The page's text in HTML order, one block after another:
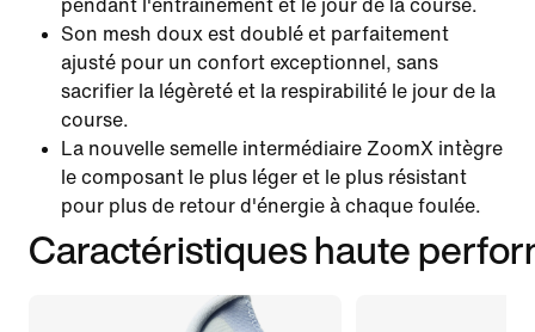
pendant l'entraînement et le jour de la course.
Son mesh doux est doublé et parfaitement
ajusté pour un confort exceptionnel, sans
sacrifier la légèreté et la respirabilité le jour de la
course.
La nouvelle semelle intermédiaire ZoomX intègre
le composant le plus léger et le plus résistant
pour plus de retour d'énergie à chaque foulée.
Caractéristiques haute